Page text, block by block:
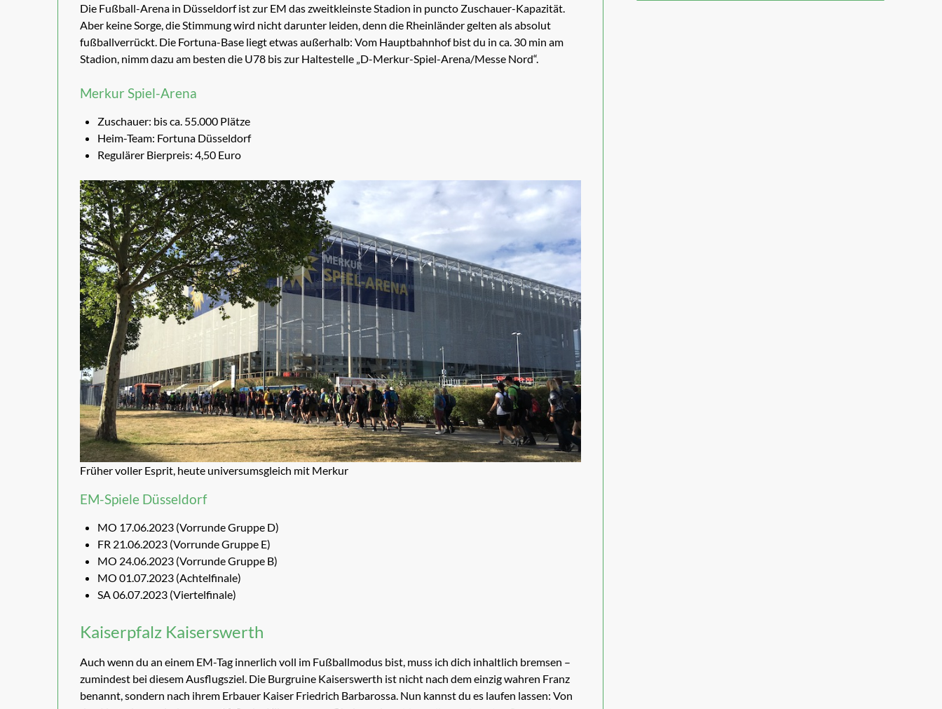
Die Fußball-Arena in Düsseldorf ist zur EM das zweitkleinste Stadion in puncto Zuschauer-Kapazität.
Aber keine Sorge, die Stimmung wird nicht darunter leiden, denn die Rheinländer gelten als absolut
fußballverrückt. Die Fortuna-Base liegt etwas außerhalb: Vom Hauptbahnhof bist du in ca. 30 min am
Stadion, nimm dazu am besten die U78 bis zur Haltestelle „D-Merkur-Spiel-Arena/Messe Nord“.
Merkur Spiel-Arena
Zuschauer: bis ca. 55.000 Plätze
Heim-Team: Fortuna Düsseldorf
Regulärer Bierpreis: 4,50 Euro
Früher voller Esprit, heute universumsgleich mit Merkur
EM-Spiele Düsseldorf
MO 17.06.2023 (Vorrunde Gruppe D)
FR 21.06.2023 (Vorrunde Gruppe E)
MO 24.06.2023 (Vorrunde Gruppe B)
MO 01.07.2023 (Achtelfinale)
SA 06.07.2023 (Viertelfinale)
Kaiserpfalz Kaiserswerth
Auch wenn du an einem EM-Tag innerlich voll im Fußballmodus bist, muss ich dich inhaltlich bremsen –
zumindest bei diesem Ausflugsziel. Die Burgruine Kaiserswerth ist nicht nach dem einzig wahren Franz
benannt, sondern nach ihrem Erbauer Kaiser Friedrich Barbarossa. Nun kannst du es laufen lassen: Von